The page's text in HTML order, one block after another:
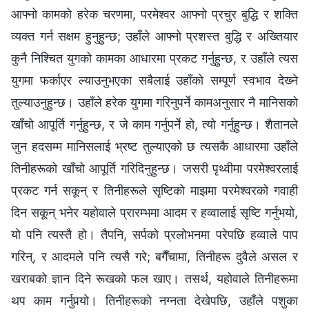
आफ्‍नो कामको हरेक चरणमा, परमेश्‍वर आफ्‍नो प्रचुर बुद्धि र शक्ति
व्यक्त गर्न सक्षम हुनुहुन्छ; उहाँले आफ्नो प्रशस्त बुद्धि र अख्तियार
कुनै निश्‍चित युगको कामका आधारमा प्रकट गर्नुहुन्छ, र उहाँले त्यस
युगमा फर्काएर ल्याउनुभएका सबैलाई उहाँको सम्पूर्ण स्वभाव देख्‍ने
तुल्याउनुहुन्छ। उहाँले हरेक युगमा गरिनुपर्ने कामअनुसार नै मानिसको
खाँचो आपूर्ति गर्नुहुन्छ, र जे काम गर्नुपर्ने हो, त्यो गर्नुहुन्छ। शैतानले
जुन हदसम्‍म मानिसलाई भ्रष्ट तुल्याएको छ त्यसकै आधारमा उहाँले
तिनीहरूको खाँचो आपूर्ति गरिदिनुहुन्छ। जसरी पृथ्वीमा परमेश्‍वरलाई
प्रकट गर्न सकून् र तिनीहरूले सृष्टिको माझमा परमेश्‍वरको गवाही
दिन सकून् भनेर यहोवाले प्रारम्भमा आदम र हव्‍वालाई सृष्टि गर्नुभयो,
यो पनि त्यस्तै हो। तैपनि, सर्पको प्रलोभनमा परेपछि हव्‍वाले पाप
गरिन्, र आदमले पनि त्यसै गरे; बगैँचामा, तिनीहरू दुवैले असल र
खराबको ज्ञान दिने रूखको फल खाए। तसर्थ, यहोवाले तिनीहरूमा
थप काम गर्नुपर्‍यो। तिनीहरूको नग्‍नता देखेपछि, उहाँले पशुका